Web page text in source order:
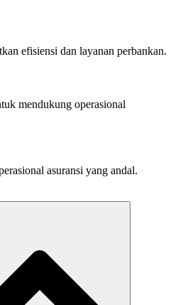
efisiensi dan layanan perbankan.
mendukung operasional
asuransi yang andal.